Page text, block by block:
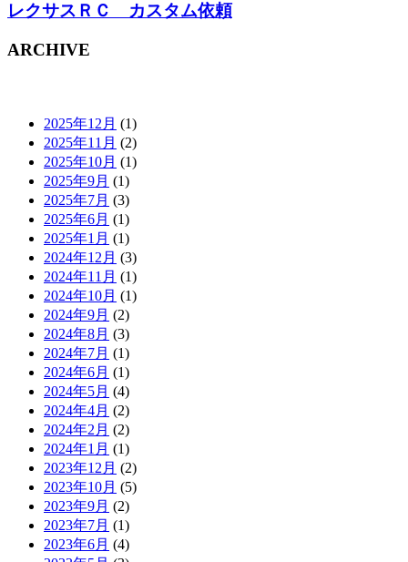
レクサスＲＣ カスタム依頼
ARCHIVE
2025年12月 (1)
2025年11月 (2)
2025年10月 (1)
2025年9月 (1)
2025年7月 (3)
2025年6月 (1)
2025年1月 (1)
2024年12月 (3)
2024年11月 (1)
2024年10月 (1)
2024年9月 (2)
2024年8月 (3)
2024年7月 (1)
2024年6月 (1)
2024年5月 (4)
2024年4月 (2)
2024年2月 (2)
2024年1月 (1)
2023年12月 (2)
2023年10月 (5)
2023年9月 (2)
2023年7月 (1)
2023年6月 (4)